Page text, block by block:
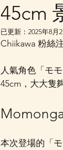
45cm
已更新： 2025年8月
Chiikawa 粉絲
人氣角色「モ
45cm，大大隻
本次登場的「